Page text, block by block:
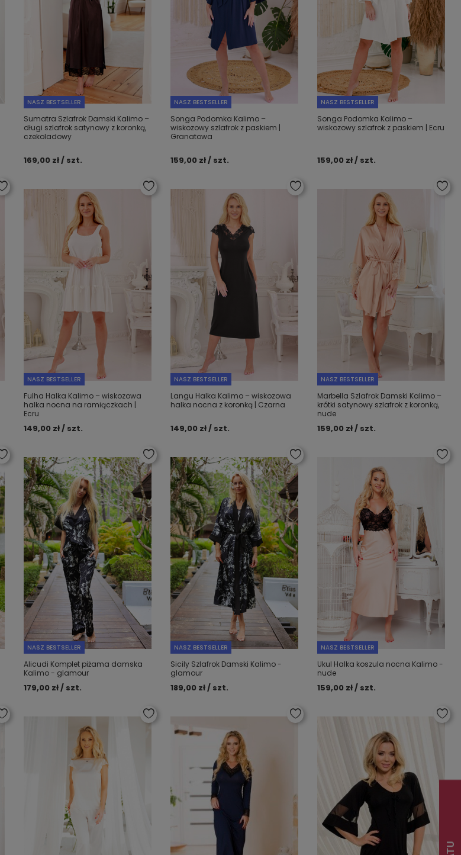
NASZ BESTSELLER
Sumatra Szlafrok Damski Kalimo –
długi szlafrok satynowy z koronką,
czekoladowy
169,00 zł / szt.
NASZ BESTSELLER
Songa Podomka Kalimo –
wiskozowy szlafrok z paskiem |
Granatowa
159,00 zł / szt.
NASZ BESTSELLER
Songa Podomka Kalimo –
wiskozowy szlafrok z paskiem | Ecru
159,00 zł / szt.
NASZ BESTSELLER
Fulha Halka Kalimo – wiskozowa
halka nocna na ramiączkach |
Ecru
149,00 zł / szt.
NASZ BESTSELLER
Langu Halka Kalimo – wiskozowa
halka nocna z koronką | Czarna
149,00 zł / szt.
NASZ BESTSELLER
Marbella Szlafrok Damski Kalimo –
krótki satynowy szlafrok z koronką,
nude
159,00 zł / szt.
NASZ BESTSELLER
Alicudi Komplet piżama damska
Kalimo - glamour
179,00 zł / szt.
NASZ BESTSELLER
Sicily Szlafrok Damski Kalimo -
glamour
189,00 zł / szt.
NASZ BESTSELLER
Ukul Halka koszula nocna Kalimo -
nude
159,00 zł / szt.